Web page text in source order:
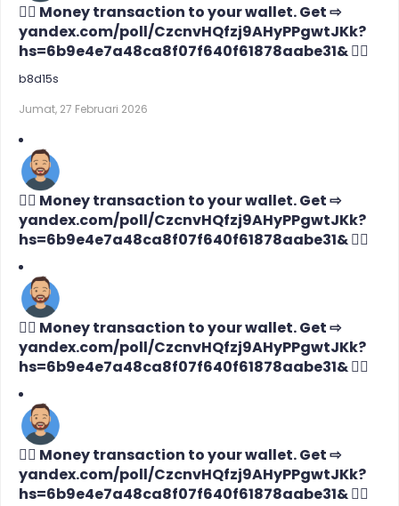
🙇‍♀️ Money transaction to your wallet. Get ⇨
yandex.com/poll/CzcnvHQfzj9AHyPPgwtJKk?
hs=6b9e4e7a48ca8f07f640f61878aabe31& 🙇‍♀️
b8d15s
Jumat, 27 Februari 2026
🙇‍♀️ Money transaction to your wallet. Get ⇨
yandex.com/poll/CzcnvHQfzj9AHyPPgwtJKk?
hs=6b9e4e7a48ca8f07f640f61878aabe31& 🙇‍♀️
🙇‍♀️ Money transaction to your wallet. Get ⇨
yandex.com/poll/CzcnvHQfzj9AHyPPgwtJKk?
hs=6b9e4e7a48ca8f07f640f61878aabe31& 🙇‍♀️
🙇‍♀️ Money transaction to your wallet. Get ⇨
yandex.com/poll/CzcnvHQfzj9AHyPPgwtJKk?
hs=6b9e4e7a48ca8f07f640f61878aabe31& 🙇‍♀️